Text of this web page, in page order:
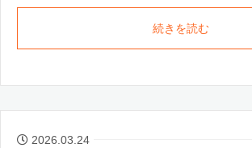
続きを読む
2026.03.24